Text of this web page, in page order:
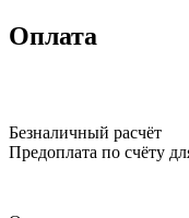
Оплата
Безналичный расчёт
Предоплата по счёту